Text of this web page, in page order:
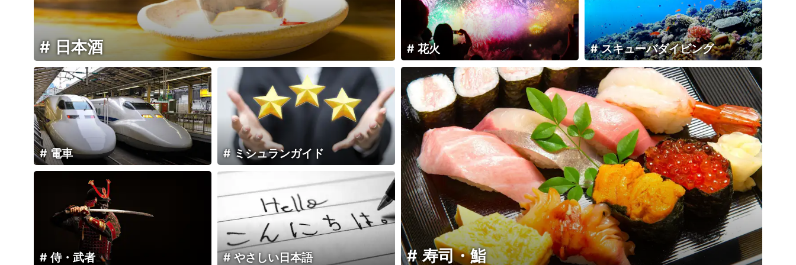
日本酒 花火 スキューバダイビング
寿司・鮨
ミシュランガイド
電車
やさしい日本語
侍・武者